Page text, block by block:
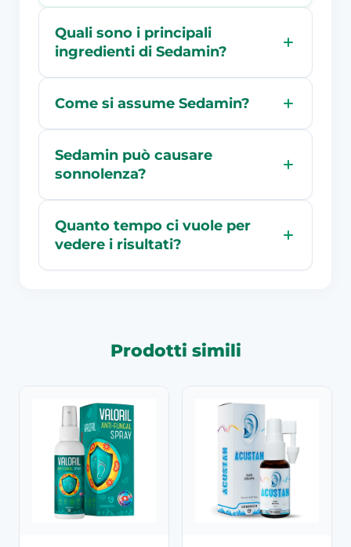
Quali sono i principali
ingredienti di Sedamin?
Come si assume Sedamin?
Sedamin può causare
sonnolenza?
Quanto tempo ci vuole per
vedere i risultati?
Prodotti simili